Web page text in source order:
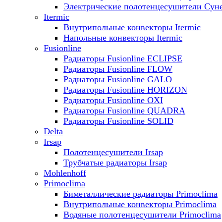
Электрические полотенцесушители
Itermic
Внутрипольные конвекторы Itermic
Напольные конвекторы Itermic
Fusionline
Радиаторы Fusionline ECLIPSE
Радиаторы Fusionline FLOW
Радиаторы Fusionline GALO
Радиаторы Fusionline HORIZON
Радиаторы Fusionline OXI
Радиаторы Fusionline QUADRA
Радиаторы Fusionline SOLID
Delta
Irsap
Полотенцесушители Irsap
Трубчатые радиаторы Irsap
Mohlenhoff
Primoclima
Биметаллические радиаторы Primoclima
Внутрипольные конвекторы Primoclima
Водяные полотенцесушители Primoclima